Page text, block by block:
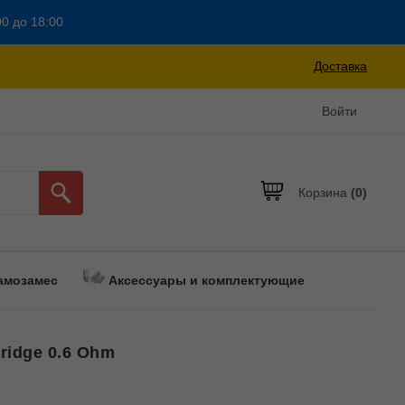
до 18:00
Доставка
Войти
Корзина (0)
Аксессуары и комплектующие
0.6 Ohm